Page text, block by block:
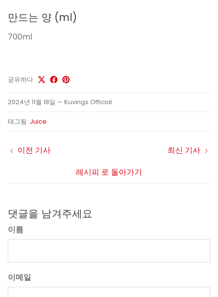
만드는 양 (ml)
700ml
공유하다
2024년 11월 18일 — Kuvings Official
태그됨: Juice
이전 기사
레시피 로 돌아가기
최신 기사
댓글을 남겨주세요
이름
이메일